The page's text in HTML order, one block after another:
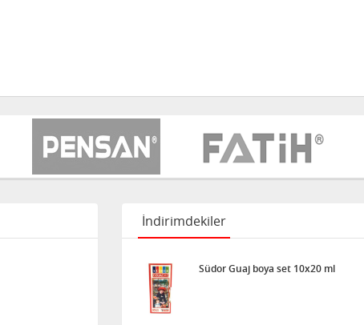
İndirimdekiler
Südor Guaj boya set 10x20 ml